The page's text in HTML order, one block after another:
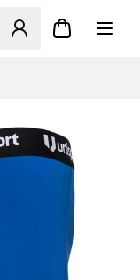
en Modal til at